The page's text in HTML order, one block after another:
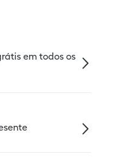
em todos os